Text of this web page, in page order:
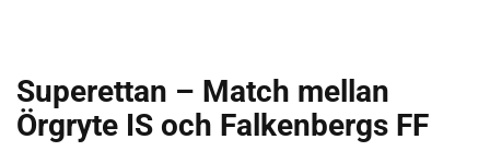
Superettan – Match mellan
Örgryte IS och Falkenbergs FF